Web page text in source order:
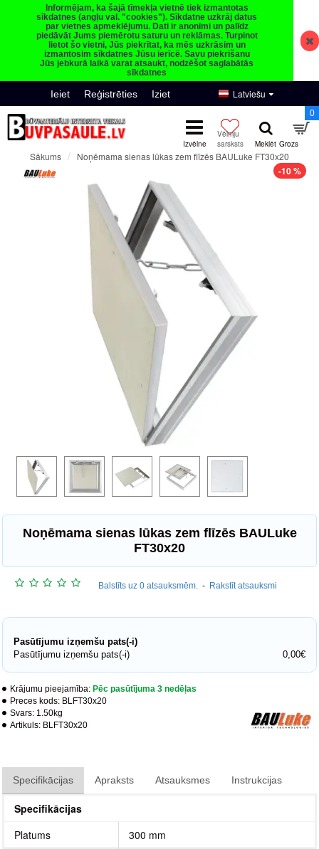
Informējam, ka šajā tīmekļa vietnē tiek izmantotas
sīkdatnes (angļu val. "cookies"). Sīkdatne uzkrāj datus
par vietnes apmeklējumu. Dati ir anonīmi un palīdz
piedāvāt Jums piemērotu saturu un reklāmas. Turpinot
lietot šo vietni, Jūs piekrītat, ka mēs uzkrāsim un
izmantosim sīkdatnes Jūsu ierīcē. Savu piekrišanu
Jūs jebkurā laikā varat atsaukt, nodzēšot saglabātās
sīkdatnes
Ieiet Reģistrēties Iziet Latviešu
0
Sākums Noņēmama sienas lūkas zem flīzēs BAULuke FT30x20
-10 %
Noņēmama sienas lūkas zem flīzēs BAULuke
FT30x20
Krājumu pieejamība: Pēc pasūtījuma 3 nedēļas
Preces kods: BLFT30x20
Svars: 1.50kg
Artikuls: BLFT30x20
Balstīts uz 0 atsauksmēm. - Rakstīt atsauksmi
Pasūtījumu izņemšu pats(-i)
Pasūtījumu izņemšu pats(-i)
0,00€
Specifikācijas Apraksts Atsauksmes Instrukcijas
Specifikācijas
Platums
300 mm